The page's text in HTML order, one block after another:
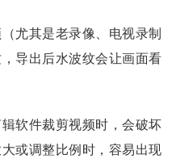
尤其是老录像、电视录制
导出后水波纹会让画面看
软件裁剪视频时，会破坏
或调整比例时，容易出现